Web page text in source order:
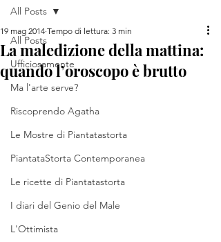
All Posts
Ufficiosamente
Ma l'arte serve?
Riscoprendo Agatha
Le Mostre di Piantatastorta
PiantataStorta Contemporanea
Le ricette di Piantatastorta
I diari del Genio del Male
L'Ottimista
All Posts
La maledizione della mattina:
quando l’oroscopo è brutto
19 mag 2014 Tempo di lettura: 3 min